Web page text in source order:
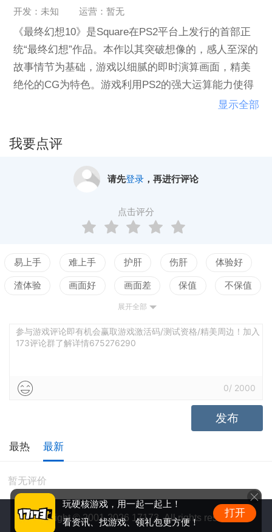
开发：未知 运营：暂无
《最终幻想10》是Square在PS2平台上发行的首部正
统“最终幻想”作品。本作以其突破想像的，感人至深的
故事情节为基础，游戏以细腻的即时演算画面，精美
绝伦的CG为特色。游戏利用PS2的强大运算能力使得
《最终幻想10》对人物的细节描写精确到了脸部表情
前作更加栩栩如生，人物个性的刻画更加细腻，战斗
晶球盘能力培养系统给传统的最终幻想玩家带来了不
少新意，甚至可以让那些超级玩家一点能力不升即通
关，这个是否是设计者有意为高手们留下的一个挑战
机会就无人知晓了。
显示全部
我要点评
请先登录，再进行评论
点击评分
易上手 难上手 护肝 伤肝 体验好
渣体验 画面好 画面差 保值 不保值
测试
展开全部
参与游戏评论即有机会赢取游戏激活码/测试资格/精美周边！加入
173评论群了解详情675276290
0/ 2000
发布
最热 最新
暂无评价
Copyright © 2001-2026 17173. All rights reserved.
玩硬核游戏，用一起一起上！
看资讯、找游戏、领礼包更方便！
打开